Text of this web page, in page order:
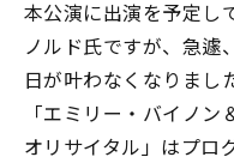
本公演に出演を予定し
ノルド氏ですが、急遽
日が叶わなくなりまし
「エミリー・バイノ
オリサイタル」はプロ